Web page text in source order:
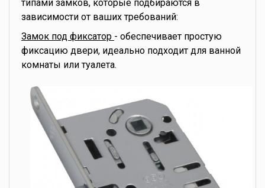
типами замков, которые подбираются в
зависимости от ваших требований:
Замок под фиксатор - обеспечивает простую
фиксацию двери, идеально подходит для ванной
комнаты или туалета.